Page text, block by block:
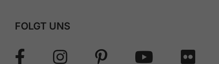
FOLGT UNS